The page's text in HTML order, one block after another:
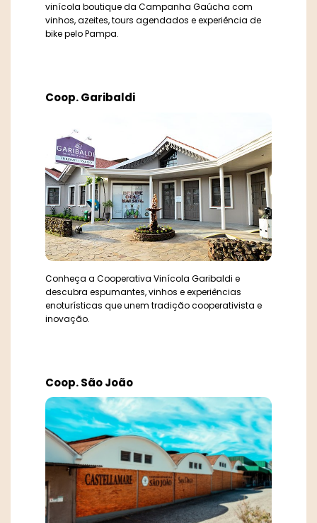
vinícola boutique da Campanha Gaúcha com
vinhos, azeites, tours agendados e experiência de
bike pelo Pampa.
Coop. Garibaldi
Conheça a Cooperativa Vinícola Garibaldi e
descubra espumantes, vinhos e experiências
enoturísticas que unem tradição cooperativista e
inovação.
Coop. São João